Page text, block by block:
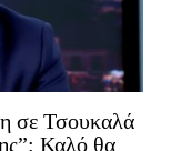
σε Τσουκαλά
Καλό θα